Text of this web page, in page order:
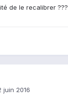
de le recalibrer ???
juin 2016